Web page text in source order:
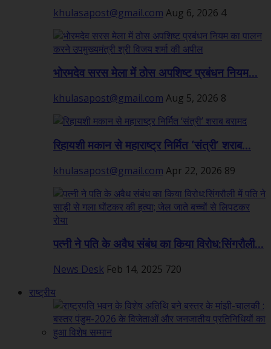
khulasapost@gmail.com Aug 6, 2026 4
भोरमदेव सरस मेला में ठोस अपशिष्ट प्रबंधन नियम...
khulasapost@gmail.com Aug 5, 2026 8
रिहायशी मकान से महाराष्ट्र निर्मित ‘संत्री’ शराब...
khulasapost@gmail.com Apr 22, 2026 89
पत्नी ने पति के अवैध संबंध का किया विरोध:सिंगरौली...
News Desk Feb 14, 2025 720
राष्ट्रीय